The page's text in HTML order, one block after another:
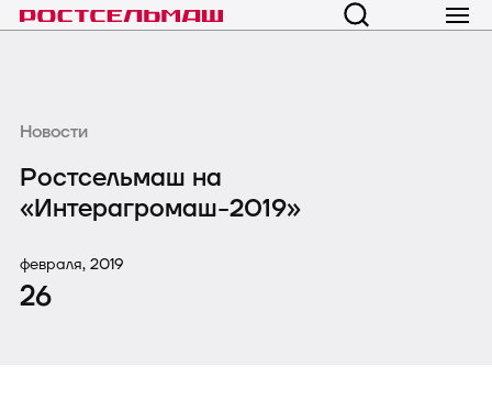
Новости
Ростсельмаш на
«Интерагромаш-2019»
февраля, 2019
26